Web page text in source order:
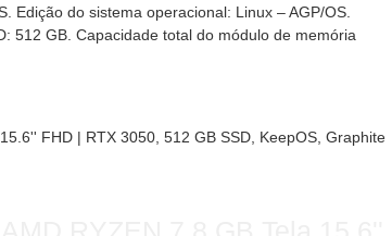
Edição do sistema operacional: Linux – AGP/OS.
512 GB. Capacidade total do módulo de memória